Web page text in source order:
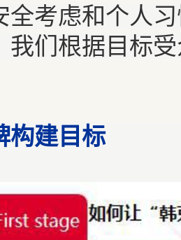
全考虑和个人
我们根据目标
构建目标